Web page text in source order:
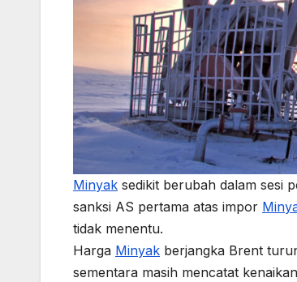
Minyak sedikit berubah dalam sesi
sanksi AS pertama atas impor
tidak menentu.
Harga Minyak berjangka Brent
sementara masih mencatat